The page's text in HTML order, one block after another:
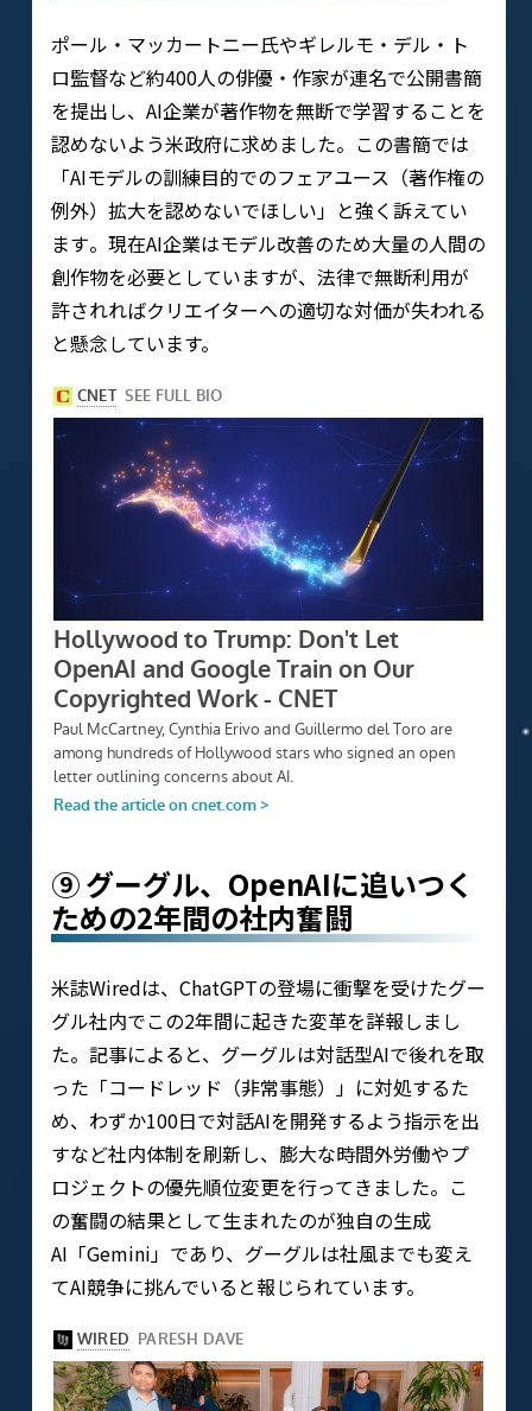
ポール・マッカートニー氏やギレルモ・デル・ト
ロ監督など約400人の俳優・作家が連名で公開書簡
を提出し、AI企業が著作物を無断で学習することを
認めないよう米政府に求めました​。この書簡では
「AIモデルの訓練目的でのフェアユース（著作権の
例外）拡大を認めないでほしい」と強く訴えてい
ます​。現在AI企業はモデル改善のため大量の人間の
創作物を必要としていますが、法律で無断利用が
許されればクリエイターへの適切な対価が失われる
と懸念しています。
⑨ グーグル、OpenAIに追いつく
ための2年間の社内奮闘
米誌Wiredは、ChatGPTの登場に衝撃を受けたグー
グル社内でこの2年間に起きた変革を詳報しまし
た。記事によると、グーグルは対話型AIで後れを取
った「コードレッド（非常事態）」に対処するた
め、わずか100日で対話AIを開発するよう指示を出
すなど社内体制を刷新し、膨大な時間外労働やプ
ロジェクトの優先順位変更を行ってきました​。こ
の奮闘の結果として生まれたのが独自の生成
AI「Gemini」であり、グーグルは社風までも変え
てAI競争に挑んでいると報じられています。